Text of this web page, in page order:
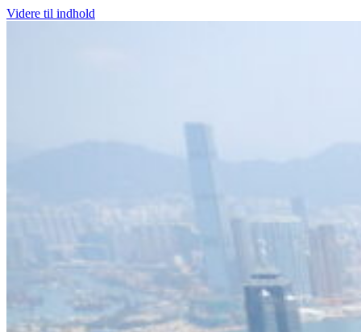
Videre til indhold